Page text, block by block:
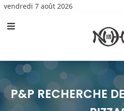
vendredi 7 août 2026
P&P RECHERCHE